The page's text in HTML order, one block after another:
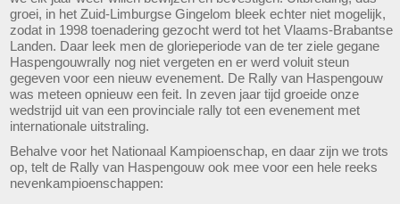
groei, in het Zuid-Limburgse Gingelom bleek echter niet mogelijk,
zodat in 1998 toenadering gezocht werd tot het Vlaams-Brabantse
Landen. Daar leek men de glorieperiode van de ter ziele gegane
Haspengouwrally nog niet vergeten en er werd voluit steun
gegeven voor een nieuw evenement. De Rally van Haspengouw
was meteen opnieuw een feit. In zeven jaar tijd groeide onze
wedstrijd uit van een provinciale rally tot een evenement met
internationale uitstraling.
Behalve voor het Nationaal Kampioenschap, en daar zijn we trots
op, telt de Rally van Haspengouw ook mee voor een hele reeks
nevenkampioenschappen: